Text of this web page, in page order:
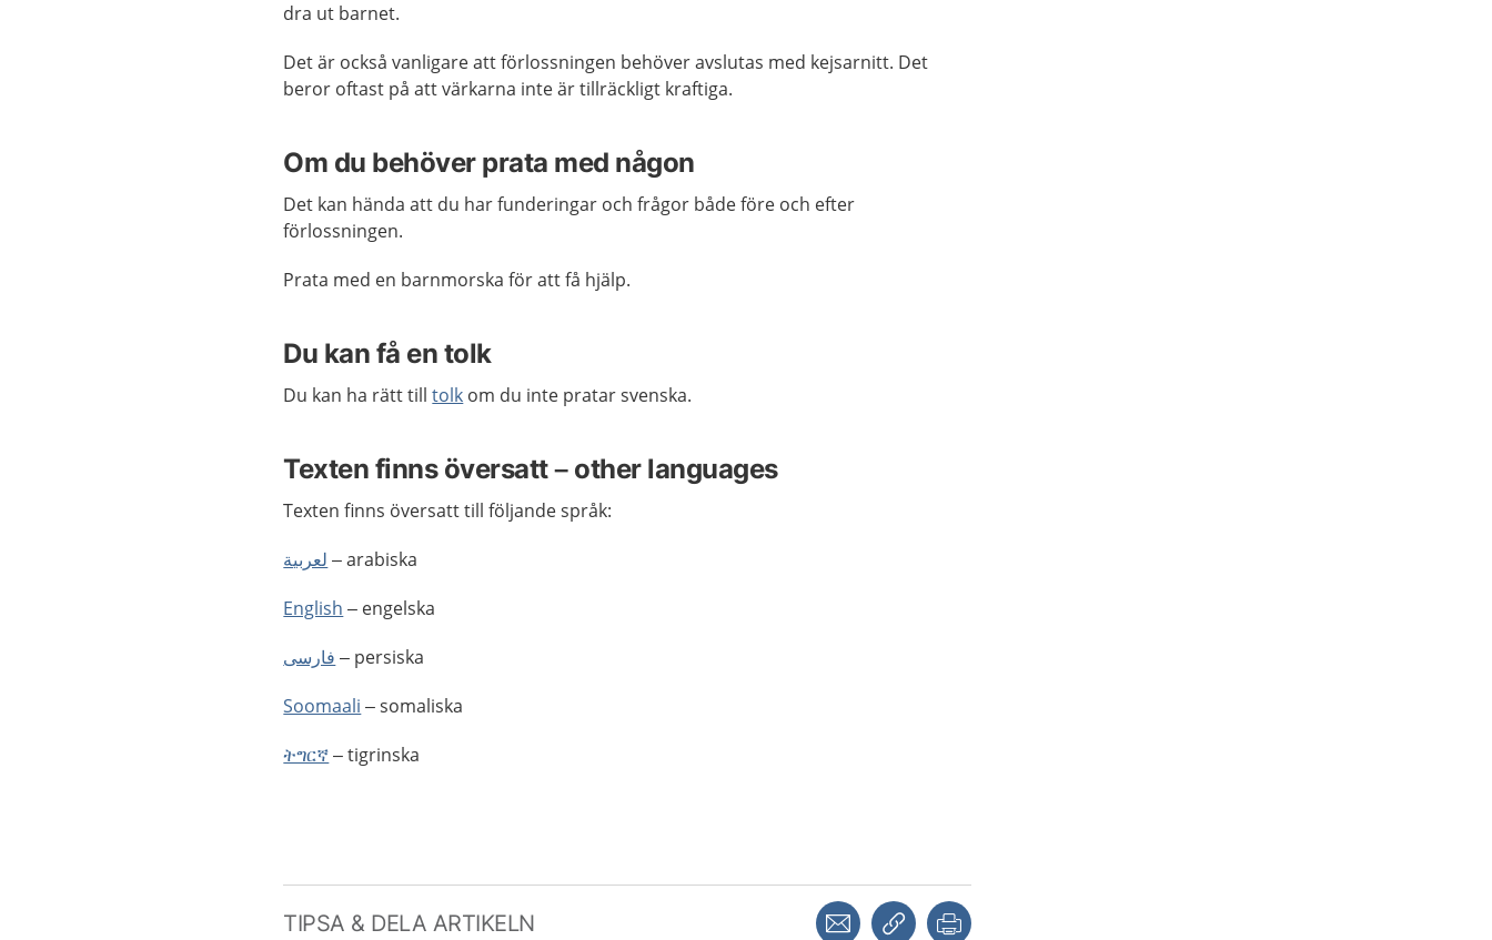
dra ut barnet.
Det är också vanligare att förlossningen behöver avslutas med kejsarnitt. Det
beror oftast på att värkarna inte är tillräckligt kraftiga.
Om du behöver prata med någon
Det kan hända att du har funderingar och frågor både före och efter
förlossningen.
Prata med en barnmorska för att få hjälp.
Du kan få en tolk
Du kan ha rätt tilltolk om du inte pratar svenska.
Texten finns översatt – other languages
Texten finns översatt till följande språk:
لعربية – arabiska
English – engelska
فارسی – persiska
Soomaali – somaliska
ትግርኛ– tigrinska
TIPSA & DELA ARTIKELN Dela via mejlKopiera länk